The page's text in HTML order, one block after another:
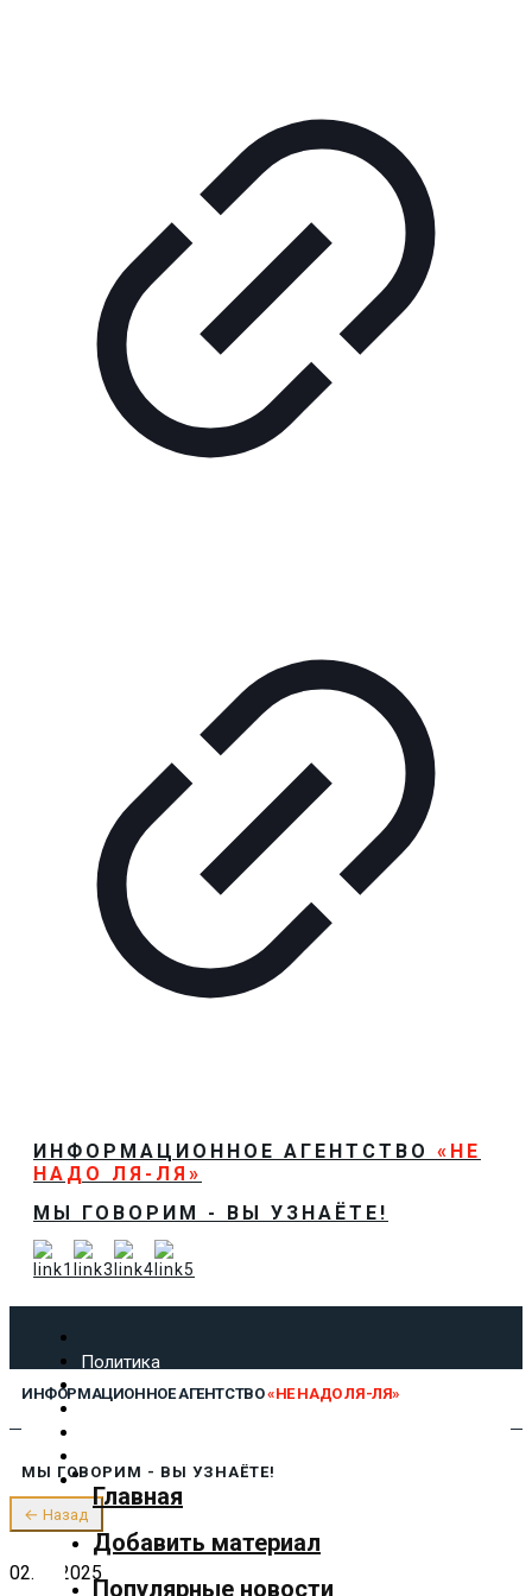
ИНФОРМАЦИОННОЕ АГЕНТСТВО «НЕ
НАДО ЛЯ-ЛЯ»
МЫ ГОВОРИМ - ВЫ УЗНАЁТЕ!
Политика
Экономика
Культура
Предложить новость
О нас
ИНФОРМАЦИОННОЕ АГЕНТСТВО«НЕ НАДО ЛЯ-ЛЯ»
Главная
Добавить материал
Популярные новости
МЫ ГОВОРИМ - ВЫ УЗНАЁТЕ!
← Назад
02.08.2025